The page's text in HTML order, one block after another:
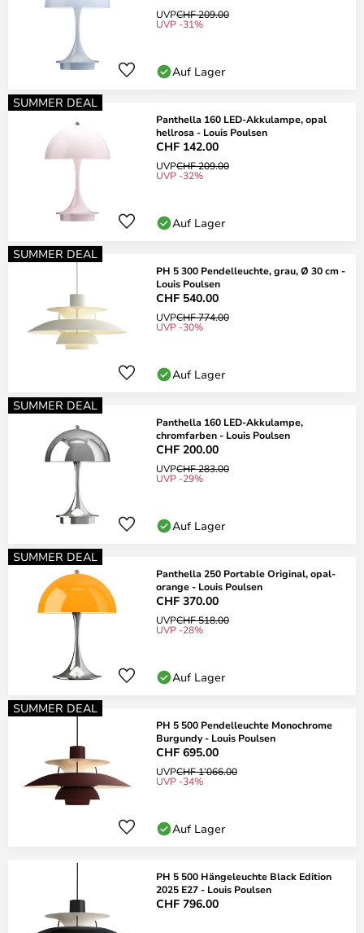
UVPCHF 209.00
UVP -31%
Auf Lager
SUMMER DEAL
Panthella 160 LED-Akkulampe, opal
hellrosa - Louis Poulsen
CHF 142.00
UVPCHF 209.00
UVP -32%
Auf Lager
SUMMER DEAL
PH 5 300 Pendelleuchte, grau, Ø 30 cm -
Louis Poulsen
CHF 540.00
UVPCHF 774.00
UVP -30%
Auf Lager
SUMMER DEAL
Panthella 160 LED-Akkulampe,
chromfarben - Louis Poulsen
CHF 200.00
UVPCHF 283.00
UVP -29%
Auf Lager
SUMMER DEAL
Panthella 250 Portable Original, opal-
orange - Louis Poulsen
CHF 370.00
UVPCHF 518.00
UVP -28%
Auf Lager
SUMMER DEAL
PH 5 500 Pendelleuchte Monochrome
Burgundy - Louis Poulsen
CHF 695.00
UVPCHF 1’066.00
UVP -34%
Auf Lager
PH 5 500 Hängeleuchte Black Edition
2025 E27 - Louis Poulsen
CHF 796.00